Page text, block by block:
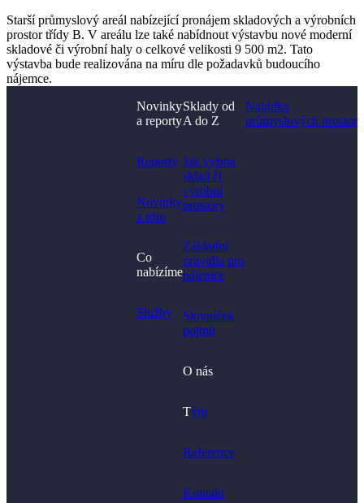
Starší průmyslový areál nabízející pronájem skladových a výrobních
prostor třídy B. V areálu lze také nabídnout výstavbu nové moderní
skladové či výrobní haly o celkové velikosti 9 500 m2. Tato
výstavba bude realizována na míru dle požadavků budoucího
nájemce.
Novinky
a reporty
Reporty
Novinky
z trhu
Co
nabízíme
Služby
Sklady od
A do Z
Jak vybrat
sklad či
výrobní
prostory​
Základní
pravidla pro
nájemce
Slovníček
pojmů
O nás
Tým
Reference
Kontakt
Nabídka
průmyslových prostor